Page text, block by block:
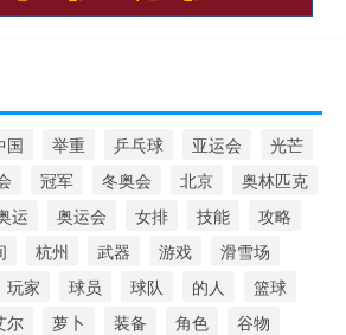
国 举重 乒乓球 亚运会
光芒
冠军 冬奥会 北京
奥林匹克
运 奥运会 女排 技能
攻略
杭州 武器 游戏
滑雪场
玩家 球员 球队 的人
篮球
尔 萝卜 装备 角色
谷物